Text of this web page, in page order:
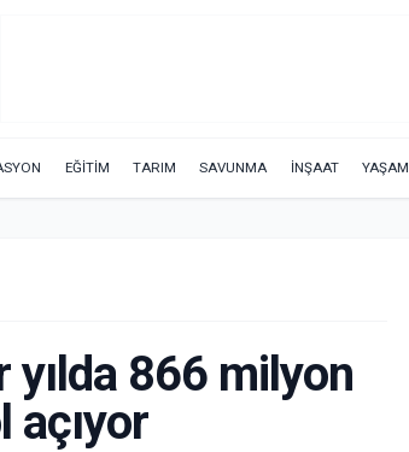
EĞİTİM TARIM SAVUNMA İNŞAAT YAŞAM
yılda 866 milyon
açıyor